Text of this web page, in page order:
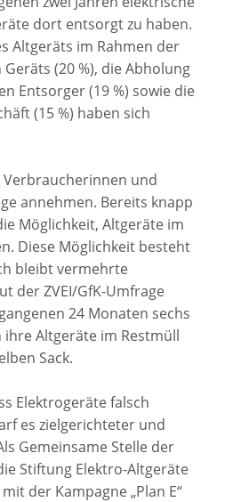
dort entsorgt zu haben.
Altgeräts im Rahmen der
(20 %), die Abholung
Entsorger (19 %) sowie die
(15 %) haben sich
und
annehmen. Bereits knapp
Möglichkeit, Altgeräte im
Diese Möglichkeit besteht
bleibt vermehrte
der ZVEI/GfK-Umfrage
24 Monaten sechs
Altgeräte im Restmüll
Sack.
Elektrogeräte falsch
es zielgerichteter und
Gemeinsame Stelle der
Stiftung Elektro-Altgeräte
der Kampagne „Plan E“